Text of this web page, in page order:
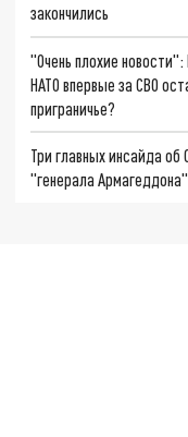
закончились
"Очень плохие
НАТО впервые за СВО
приграничье?
Три главных инсайда
"генерала